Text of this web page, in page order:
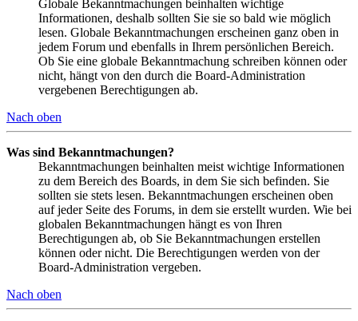
Globale Bekanntmachungen beinhalten wichtige
Informationen, deshalb sollten Sie sie so bald wie möglich
lesen. Globale Bekanntmachungen erscheinen ganz oben in
jedem Forum und ebenfalls in Ihrem persönlichen Bereich.
Ob Sie eine globale Bekanntmachung schreiben können oder
nicht, hängt von den durch die Board-Administration
vergebenen Berechtigungen ab.
Nach oben
Was sind Bekanntmachungen?
Bekanntmachungen beinhalten meist wichtige Informationen
zu dem Bereich des Boards, in dem Sie sich befinden. Sie
sollten sie stets lesen. Bekanntmachungen erscheinen oben
auf jeder Seite des Forums, in dem sie erstellt wurden. Wie bei
globalen Bekanntmachungen hängt es von Ihren
Berechtigungen ab, ob Sie Bekanntmachungen erstellen
können oder nicht. Die Berechtigungen werden von der
Board-Administration vergeben.
Nach oben